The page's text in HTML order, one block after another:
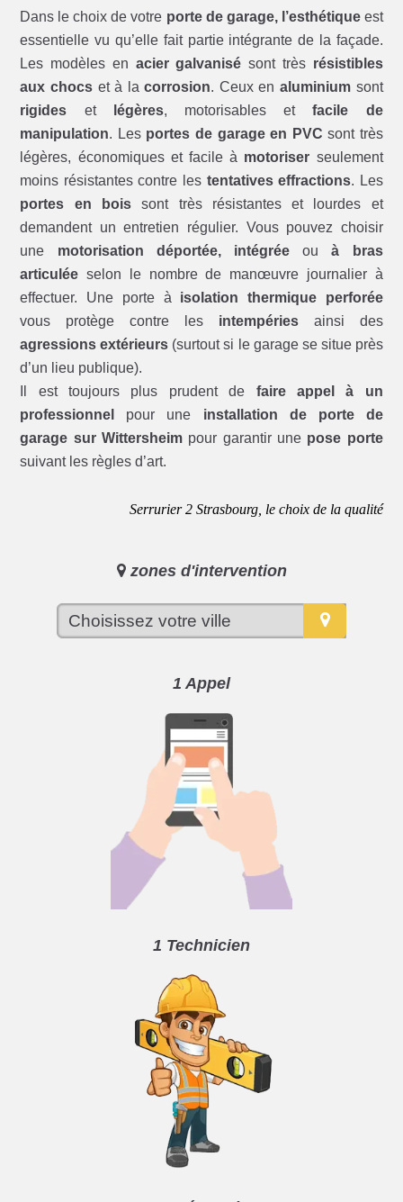
Dans le choix de votre porte de garage, l’esthétiqueest
essentielle vu qu’elle fait partie intégrante de la façade.
Les modèles en acier galvanisé sont très résistibles
aux chocset à lacorrosion. Ceux enaluminium sont
rigides et légères, motorisables etfacile de
manipulation. Les portes de garage en PVC sont très
légères, économiques et facile à motoriser seulement
moins résistantes contre les tentatives effractions. Les
portes en boissont très résistantes et lourdes et
demandent un entretien régulier. Vous pouvez choisir
une motorisation déportée, intégrée ouà bras
articulée selon le nombre de manœuvre journalier à
effectuer. Une porte à isolation thermique perforée
vous protège contre les intempériesainsi des
agressions extérieurs (surtout si le garage se situe près
d’un lieu publique).
Il est toujours plus prudent de faire appel à un
professionnel
pour une installation de porte de
garage sur Wittersheim pour garantir une pose porte
suivant les règles d’art.
Serrurier 2 Strasbourg, le choix de la qualité
zones d'intervention
1 Appel
1 Technicien